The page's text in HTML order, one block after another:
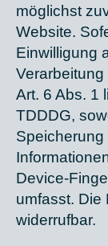
möglichst
Website.
Einwilligung
Art. 6 Abs. 1
TDDDG,
Device-
umfasst. Die
widerrufbar.